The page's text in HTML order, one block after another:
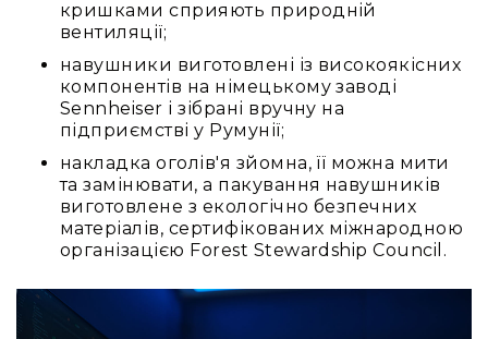
кришками сприяють природній
вентиляції;
навушники виготовлені із високоякісних
компонентів на німецькому заводі
Sennheiser і зібрані вручну на
підприємстві у Румунії;
накладка оголів'я зйомна, її можна мити
та замінювати, а пакування навушників
виготовлене з екологічно безпечних
матеріалів, сертифікованих міжнародною
організацією Forest Stewardship Council.